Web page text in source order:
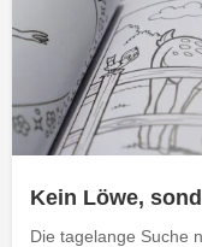
Kein Löwe,
Die tagelange Suche